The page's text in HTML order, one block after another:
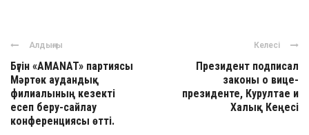
Алдыңғы
Бүгін «AMANAT» партиясы
Мәртөк аудандық
филиалының кезекті
есеп беру-сайлау
конференциясы өтті.
Келесі
Президент подписал
законы о вице-
президенте, Курултае и
Халық Кеңесі